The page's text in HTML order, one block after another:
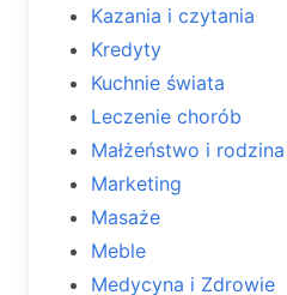
Kazania i czytania
Kredyty
Kuchnie świata
Leczenie chorób
Małżeństwo i rodzina
Marketing
Masaże
Meble
Medycyna i Zdrowie